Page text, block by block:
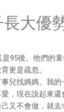
大優
95後。他們的
更是疏忽。
兒找媽媽。我
，現在說起來還
又不會做，就